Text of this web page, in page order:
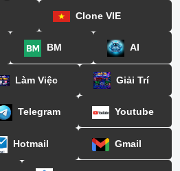
Clone VIE
BM AI
Làm Việc Giải Trí
Telegram Youtube
Hotmail Gmail